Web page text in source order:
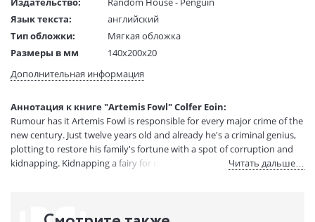
Язык текста:
английский
Тип обложки:
Мягкая обложка
Размеры в мм
140x200x20
Вес:
1 гр.
Код товара:
50022578
Артикул:
11986020
ISBN:
9780141339092
В продаже с:
16.02.2021
Дополнительная информация
Аннотация к книге "Artemis Fowl" Colfer Eoin:
Rumour has it Artemis Fowl is responsible for every major crime of the
new century. Just twelve years old and already he's a criminal genius,
plotting to restore his family's fortune with a spot of corruption and
kidnapping. Kidnapping a fairy for ransom, to be precise.Читать дальше…